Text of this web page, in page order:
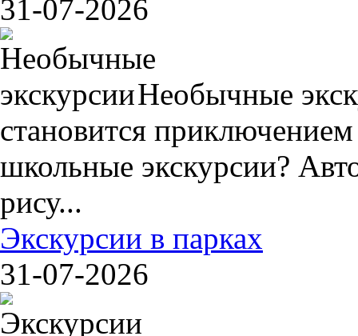
31-07-2026
Необычные
становится
школьные экскурсии?
рису...
Экскурсии в парках
31-07-2026